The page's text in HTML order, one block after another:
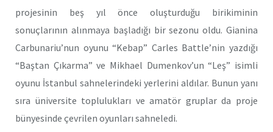
projesinin beş yıl önce oluşturduğu birikiminin
sonuçlarının alınmaya başladığı bir sezonu oldu. Gianina
Carbunariu’nun oyunu “Kebap” Carles Battle’nin yazdığı
“Baştan Çıkarma” ve Mikhael Dumenkov’un “Leş” isimli
oyunu İstanbul sahnelerindeki yerlerini aldılar. Bunun yanı
sıra üniversite toplulukları ve amatör gruplar da proje
bünyesinde çevrilen oyunları sahneledi.